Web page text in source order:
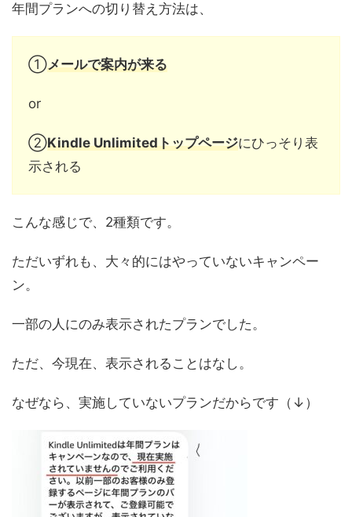
年間プランへの切り替え方法は、
①メールで案内が来る
or
②Kindle Unlimitedトップページにひっそり表
示される
こんな感じで、2種類です。
ただいずれも、大々的にはやっていないキャンペー
ン。
一部の人にのみ表示されたプランでした。
ただ、今現在、表示されることはなし。
なぜなら、実施していないプランだからです（↓）